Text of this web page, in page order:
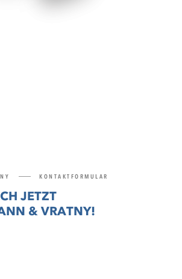
KONTAKTFORMULAR
JETZT
& VRATNY!